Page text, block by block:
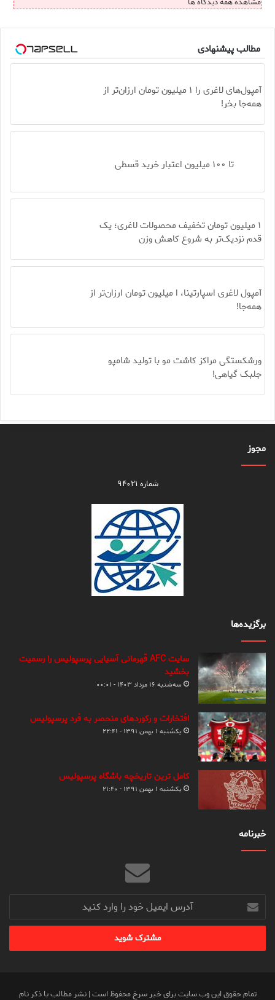
مطالب پیشنهادی
آمپول‌های لاغری را ۱ میلیون تومان ارزان‌تر از
همه‌جا بخر!
تا ۱۰۰ میلیون اعتبار خرید قسطی
۱ میلیون تومان تخفیف محصولات لاغری؛ یک
قدم نزدیک‌تر به شروع کاهش وزن
آمپول لاغری اسپارتینا، ا میلیون تومان ارزان‌تر از
همه‌جا!
ورشکستگی مراکز کاشت مو با تولید شامپو
جلبک گیاهی!
مجوز
شماره ۹۴۰۲۱
برگزیده‌ها
سایت AFC قهرمانی آسیایی پرسپولیس را رسمیت
بخشید
سه‌شنبه ۱۶ مرداد ۱۴۰۳ - ۰۰:۰۱
افتخارات و رکوردهای منحصر به فرد پرسپولیس
یکشنبه ۱ بهمن ۱۳۹۱ - ۲۲:۴۱
کامل ترین تاریخچه باشگاه پرسپولیس
یکشنبه ۱ بهمن ۱۳۹۱ - ۲۱:۴۰
خبرنامه
آدرس
ایمیل
خود
وارد
تمام حقوق این وب سایت برای خبر سرخ محفوظ است | نشر مطالب با ذکر نام